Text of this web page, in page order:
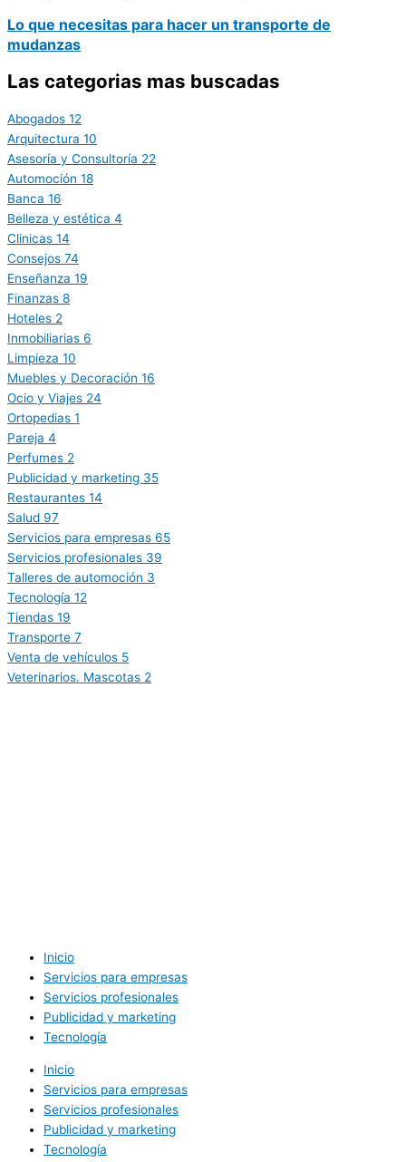
Lo que necesitas para hacer un transporte de
mudanzas
Las categorias mas buscadas
Abogados 12
Arquitectura 10
Asesoría y Consultoría 22
Automoción 18
Banca 16
Belleza y estética 4
Clinicas 14
Consejos 74
Enseñanza 19
Finanzas 8
Hoteles 2
Inmobiliarias 6
Limpieza 10
Muebles y Decoración 16
Ocio y Viajes 24
Ortopedias 1
Pareja 4
Perfumes 2
Publicidad y marketing 35
Restaurantes 14
Salud 97
Servicios para empresas 65
Servicios profesionales 39
Talleres de automoción 3
Tecnología 12
Tiendas 19
Transporte 7
Venta de vehículos 5
Veterinarios. Mascotas 2
Inicio
Servicios para empresas
Servicios profesionales
Publicidad y marketing
Tecnología
Inicio
Servicios para empresas
Servicios profesionales
Publicidad y marketing
Tecnología